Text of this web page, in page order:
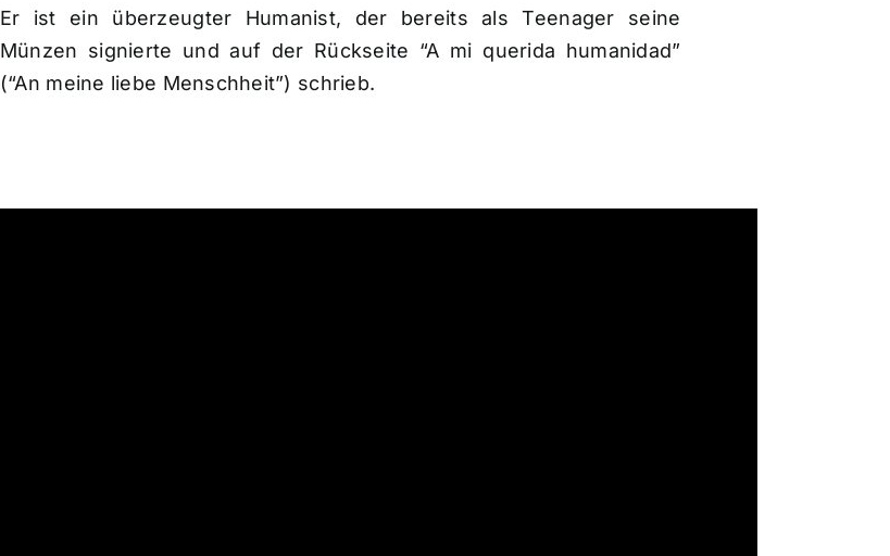
Er ist ein überzeugter Humanist, der bereits als Teenager seine
Münzen signierte und auf der Rückseite “A mi querida humanidad”
(“An meine liebe Menschheit”) schrieb.